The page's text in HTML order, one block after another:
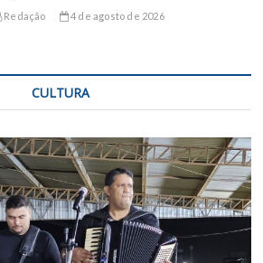
Redação 4 de agosto de 2026
CULTURA